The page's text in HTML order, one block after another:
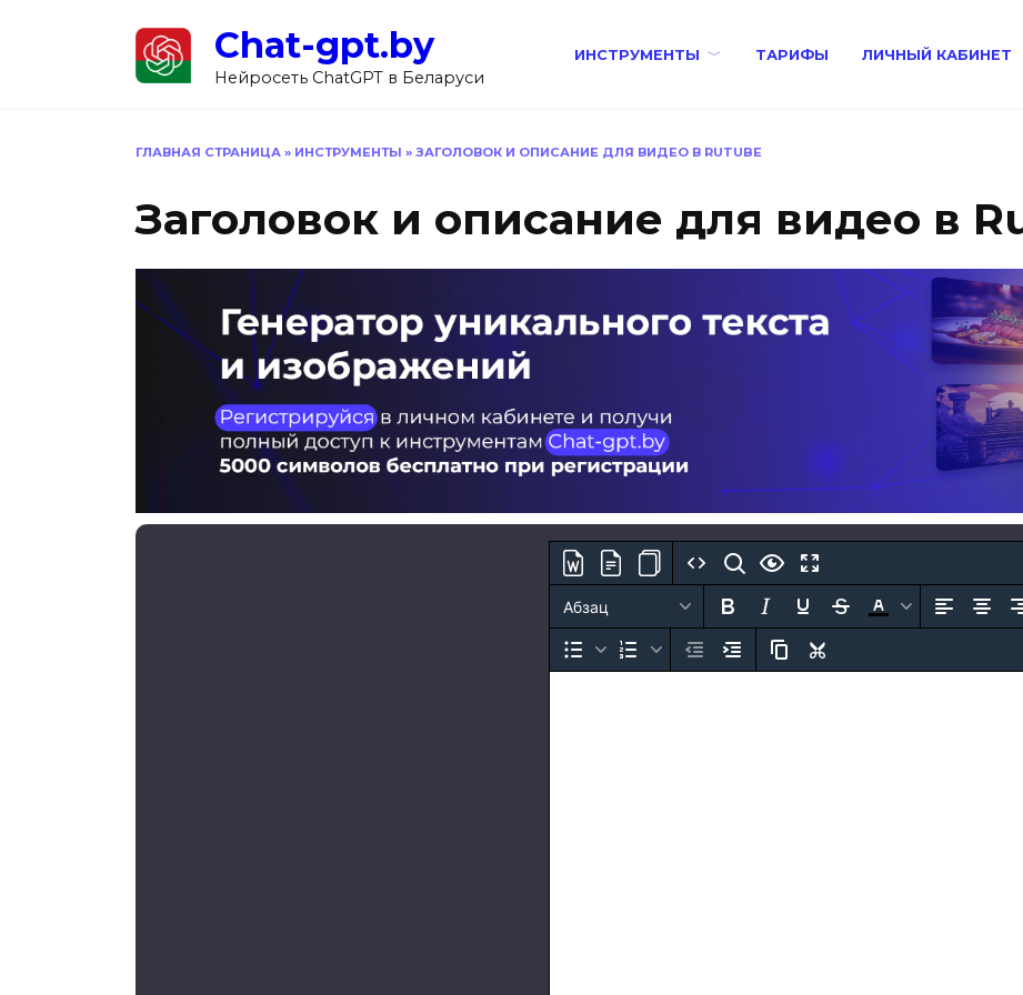
Chat-gpt.by
Нейросеть ChatGPT в Беларуси
ИНСТРУМЕНТЫ ТАРИФЫ ЛИЧНЫЙ КАБИНЕТ
ГЛАВНАЯ СТРАНИЦА » ИНСТРУМЕНТЫ » ЗАГОЛОВОК И ОПИСАНИЕ ДЛЯ ВИДЕО В RUTUBE
Заголовок и описание для видео в
Абзац